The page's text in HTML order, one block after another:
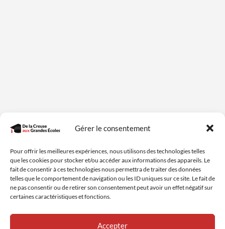
Gérer le consentement
Pour offrir les meilleures expériences, nous utilisons des technologies telles
que les cookies pour stocker et/ou accéder aux informations des appareils. Le
fait de consentir à ces technologies nous permettra de traiter des données
telles que le comportement de navigation ou les ID uniques sur ce site. Le fait de
ne pas consentir ou de retirer son consentement peut avoir un effet négatif sur
certaines caractéristiques et fonctions.
Accepter
Nous contacter
Conditions générales